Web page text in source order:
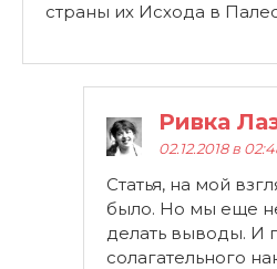
страны их Исхода в
Ривка
02.12.2018 в
Статья, на мой
было. Но мы еще
делать выводы. И
солагательного